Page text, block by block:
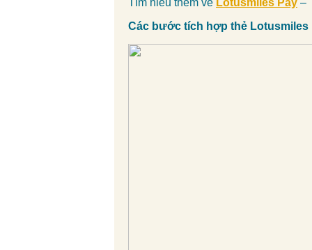
Tìm hiểu thêm về Lotusmiles Pay –
Các bước tích hợp thẻ Lotusmiles